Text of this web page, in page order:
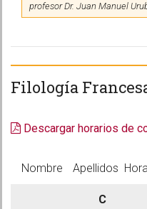
profesor Dr. Juan Manuel
Filología
Descargar horarios de
Nombre Apellidos
C